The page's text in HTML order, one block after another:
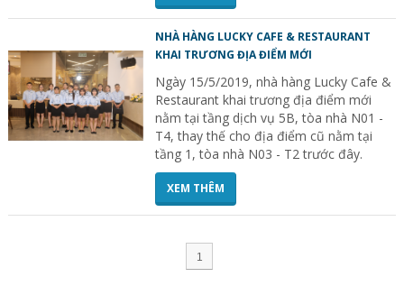
NHÀ HÀNG LUCKY CAFE & RESTAURANT
KHAI TRƯƠNG ĐỊA ĐIỂM MỚI
Ngày 15/5/2019, nhà hàng Lucky Cafe &
Restaurant khai trương địa điểm mới
nằm tại tầng dịch vụ 5B, tòa nhà N01 -
T4, thay thế cho địa điểm cũ nằm tại
tầng 1, tòa nhà N03 - T2 trước đây.
XEM THÊM
1